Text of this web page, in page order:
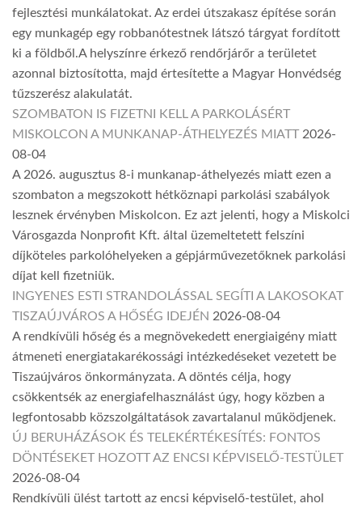
fejlesztési munkálatokat. Az erdei útszakasz építése során
egy munkagép egy robbanótestnek látszó tárgyat fordított
ki a földből.A helyszínre érkező rendőrjárőr a területet
azonnal biztosította, majd értesítette a Magyar Honvédség
tűzszerész alakulatát.
SZOMBATON IS FIZETNI KELL A PARKOLÁSÉRT
MISKOLCON A MUNKANAP-ÁTHELYEZÉS MIATT 2026-
08-04
A 2026. augusztus 8-i munkanap-áthelyezés miatt ezen a
szombaton a megszokott hétköznapi parkolási szabályok
lesznek érvényben Miskolcon. Ez azt jelenti, hogy a Miskolci
Városgazda Nonprofit Kft. által üzemeltetett felszíni
díjköteles parkolóhelyeken a gépjárművezetőknek parkolási
díjat kell fizetniük.
INGYENES ESTI STRANDOLÁSSAL SEGÍTI A LAKOSOKAT
TISZAÚJVÁROS A HŐSÉG IDEJÉN 2026-08-04
A rendkívüli hőség és a megnövekedett energiaigény miatt
átmeneti energiatakarékossági intézkedéseket vezetett be
Tiszaújváros önkormányzata. A döntés célja, hogy
csökkentsék az energiafelhasználást úgy, hogy közben a
legfontosabb közszolgáltatások zavartalanul működjenek.
ÚJ BERUHÁZÁSOK ÉS TELEKÉRTÉKESÍTÉS: FONTOS
DÖNTÉSEKET HOZOTT AZ ENCSI KÉPVISELŐ-TESTÜLET
2026-08-04
Rendkívüli ülést tartott az encsi képviselő-testület, ahol